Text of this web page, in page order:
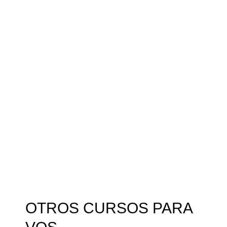
OTROS CURSOS PARA